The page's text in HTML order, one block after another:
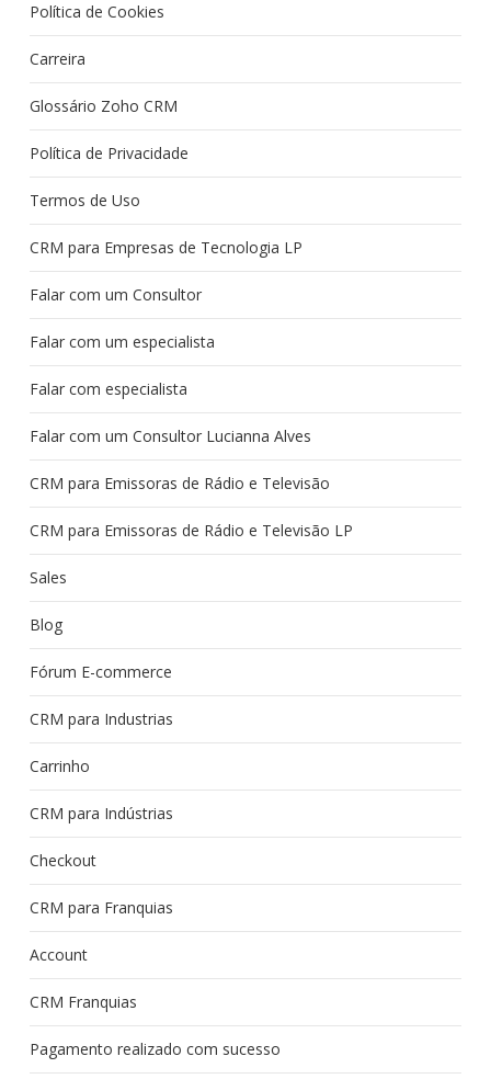
Política de Cookies
Carreira
Glossário Zoho CRM
Política de Privacidade
Termos de Uso
CRM para Empresas de Tecnologia LP
Falar com um Consultor
Falar com um especialista
Falar com especialista
Falar com um Consultor Lucianna Alves
CRM para Emissoras de Rádio e Televisão
CRM para Emissoras de Rádio e Televisão LP
Sales
Blog
Fórum E-commerce
CRM para Industrias
Carrinho
CRM para Indústrias
Checkout
CRM para Franquias
Account
CRM Franquias
Pagamento realizado com sucesso